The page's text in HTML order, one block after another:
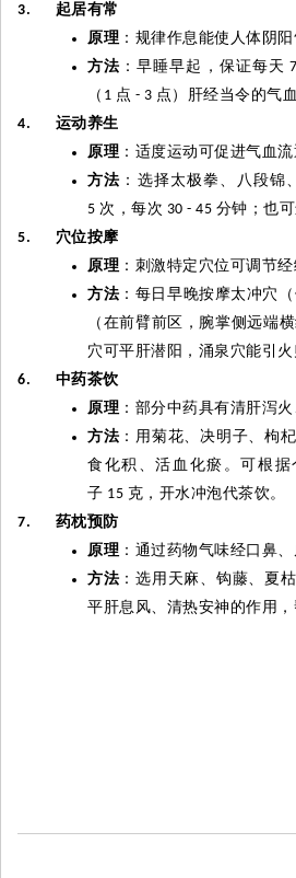
3.
起居有常
原理 ：规律作息能使人体阴
方法 ：早睡早起，保证每天
（ 1 点 - 3 点）肝经当令的气
4.
运动养生
原理 ：适度运动可促进气血
方法 ：选择太极拳、八段
5 次，每次 30 - 45 分钟；也
5.
穴位按摩
原理 ：刺激特定穴位可调节
方法 ：每日早晚按摩太冲穴
（在前臂前区，腕掌侧远端
穴可平肝潜阳，涌泉穴能引
6.
中药茶饮
原理 ：部分中药具有清肝泻
方法 ：用菊花、决明子、枸
食化积、活血化瘀。可根据
子 15 克，开水冲泡代茶饮。
7.
药枕预防
原理 ：通过药物气味经口鼻
方法 ：选用天麻、钩藤、夏
平肝息风、清热安神的作用，